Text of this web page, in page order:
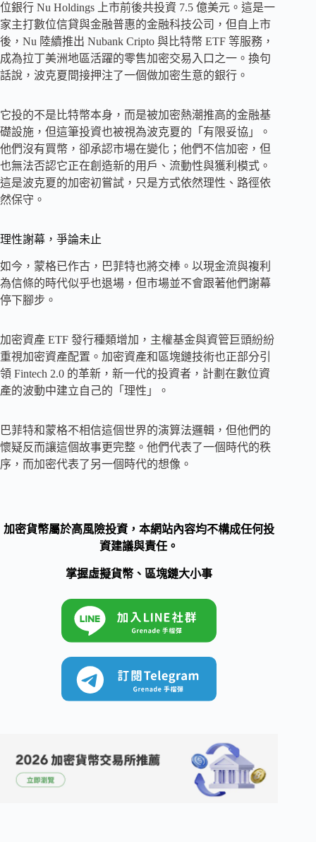
位銀行 Nu Holdings 上市前後共投資 7.5 億美元。這是一
家主打數位信貸與金融普惠的金融科技公司，但自上市
後，Nu 陸續推出 Nubank Cripto 與比特幣 ETF 等服務，
成為拉丁美洲地區活躍的零售加密交易入口之一。換句
話說，波克夏間接押注了一個做加密生意的銀行。
它投的不是比特幣本身，而是被加密熱潮推高的金融基
礎設施，但這筆投資也被視為波克夏的「有限妥協」。
他們沒有買幣，卻承認市場在變化；他們不信加密，但
也無法否認它正在創造新的用戶、流動性與獲利模式。
這是波克夏的加密初嘗試，只是方式依然理性、路徑依
然保守。
理性謝幕，爭論未止
如今，蒙格已作古，巴菲特也將交棒。以現金流與複利
為信條的時代似乎也退場，但市場並不會跟著他們謝幕
停下腳步。
加密資產 ETF 發行種類增加，主權基金與資管巨頭紛紛
重視加密資產配置。加密資產和區塊鏈技術也正部分引
領 Fintech 2.0 的革新，新一代的投資者，計劃在數位資
產的波動中建立自己的「理性」。
巴菲特和蒙格不相信這個世界的演算法邏輯，但他們的
懷疑反而讓這個故事更完整。他們代表了一個時代的秩
序，而加密代表了另一個時代的想像。
加密貨幣屬於高風險投資，本網站內容均不構成任何投
資建議與責任。
掌握虛擬貨幣、區塊鏈大小事